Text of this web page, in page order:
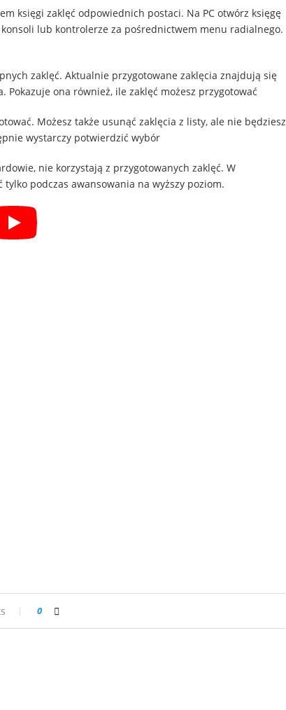
księgi zaklęć odpowiednich postaci. Na PC otwórz księgę
lub kontrolerze za pośrednictwem menu radialnego.
zaklęć. Aktualnie przygotowane zaklęcia znajdują się
Pokazuje ona również, ile zaklęć możesz przygotować
Możesz także usunąć zaklęcia z listy, ale nie będziesz
wystarczy potwierdzić wybór
nie korzystają z przygotowanych zaklęć. W
podczas awansowania na wyższy poziom.
0